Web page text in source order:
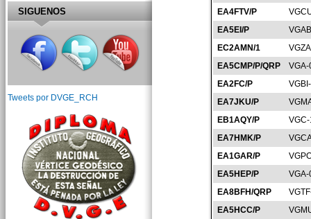
EA4FTV/P
EA5EI/P
EC2AMN/1
EA5CMP/P/QRP
EA2FC/P
EA7JKU/P
EB1AQY/P
EA7HMK/P
EA1GAR/P
EA5HEP/P
EA8BFH/QRP
EA5HCC/P
SIGUENOS
Tweets por DVGE_RCH